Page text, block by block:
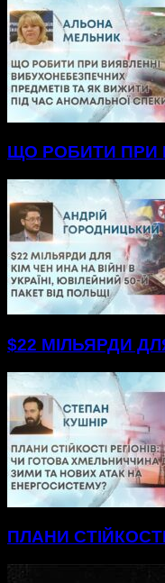
ЩО РОБИТИ ПРИ
$22 МІЛЬЯРДИ
ПЛАНИ